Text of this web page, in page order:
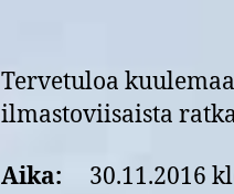
Tervetuloa
ilmastoviisaista
Aika:
30.11.2016